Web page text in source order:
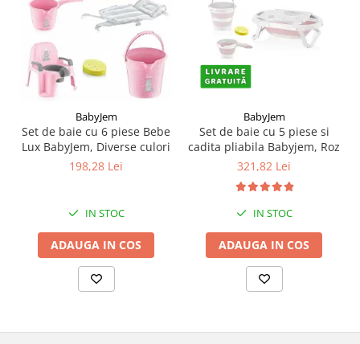
BabyJem
Set de baie cu 6 piese Bebe
Lux BabyJem, Diverse culori
198,28 Lei
IN STOC
ADAUGA IN COS
BabyJem
Set de baie cu 5 piese si
cadita pliabila Babyjem, Roz
321,82 Lei
IN STOC
ADAUGA IN COS